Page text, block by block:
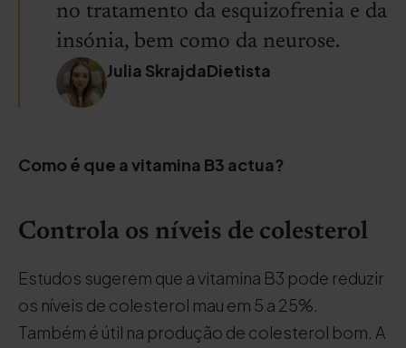
no tratamento da esquizofrenia e da
insónia, bem como da neurose.
Julia SkrajdaDietista
Como é que a vitamina B3 actua?
Controla os níveis de colesterol
Estudos sugerem que a vitamina B3 pode reduzir
os níveis de colesterol mau em 5 a 25%.
Também é útil na produção de colesterol bom. A